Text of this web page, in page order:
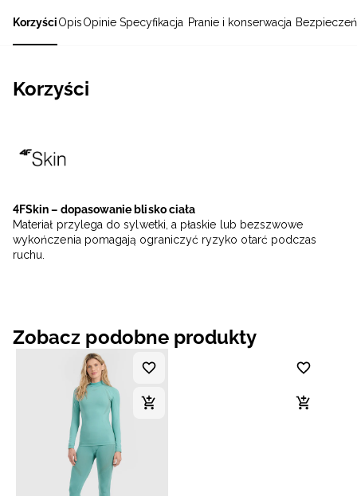
KorzyściOpisOpinie Specyfikacja Pranie i konserwacja
Korzyści
4FSkin – dopasowanie blisko ciała
Materiał przylega do sylwetki, a płaskie lub bezszwowe
wykończenia pomagają ograniczyć ryzyko otarć podczas
ruchu.
Zobacz podobne produkty